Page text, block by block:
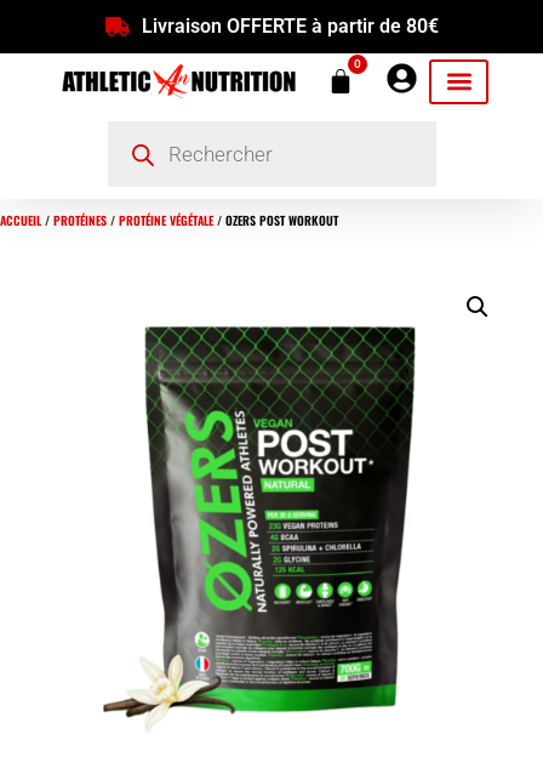
Livraison OFFERTE à partir de 80€
0
ACCUEIL/ PROTÉINES / PROTÉINE VÉGÉTALE/ OZERS POST WORKOUT